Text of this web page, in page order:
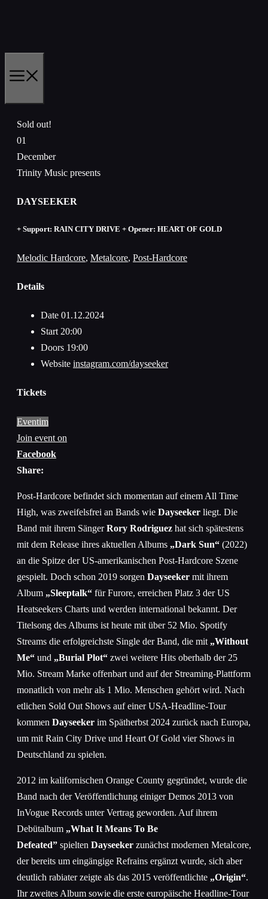
Sold out!
01
December
Trinity Music presents
DAYSEEKER
+ Support: RAIN CITY DRIVE + Opener: HEART OF GOLD
Melodic Hardcore, Metalcore, Post-Hardcore
Details
Date 01.12.2024
Start 20:00
Doors 19:00
Website instagram.com/dayseeker
Tickets
Eventim
Join event on
Facebook
Share:
Post-Hardcore befindet sich momentan auf einem All Time
High, was zweifelsfrei an Bands wie Dayseeker liegt. Die
Band mit ihrem SängerRory Rodriguez hat sich spätestens
mit dem Release ihres aktuellen Albums „Dark Sun“ (2022)
an die Spitze der US-amerikanischen Post-Hardcore Szene
gespielt. Doch schon 2019 sorgen Dayseeker mit ihrem
Album „Sleeptalk“ für Furore, erreichen Platz 3 der US
Heatseekers Charts und werden international bekannt. Der
Titelsong des Albums ist heute mit über 52 Mio. Spotify
Streams die erfolgreichste Single der Band, die mit „Without
Me“ und „Burial Plot“ zwei weitere Hits oberhalb der 25
Mio. Stream Marke offenbart und auf der Streaming-Plattform
monatlich von mehr als 1 Mio. Menschen gehört wird. Nach
etlichen Sold Out Shows auf einer USA-Headline-Tour
kommen Dayseeker im Spätherbst 2024 zurück nach Europa,
um mit Rain City Drive und Heart Of Gold vier Shows in
Deutschland zu spielen.
2012 im kalifornischen Orange County gegründet, wurde die
Band nach der Veröffentlichung einiger Demos 2013 von
InVogue Records unter Vertrag geworden. Auf ihrem
Debütalbum „What It Means To Be
Defeated” spielten Dayseeker zunächst modernen Metalcore,
der bereits um eingängige Refrains ergänzt wurde, sich aber
deutlich rabiater zeigte als das 2015 veröffentlichte „Origin“.
Ihr zweites Album sowie die erste europäische Headline-Tour